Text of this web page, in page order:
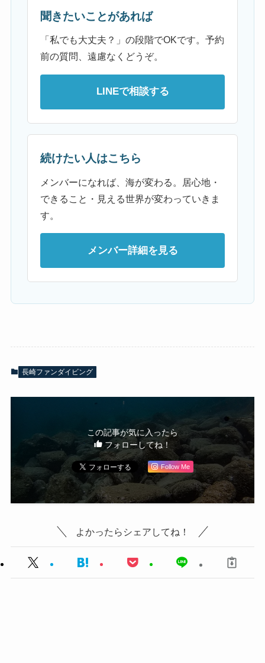
聞きたいことがあれば
「私でも大丈夫？」の段階でOKです。予約
前の質問、遠慮なくどうぞ。
LINEで相談する
続けたい人はこちら
メンバーになれば、海が変わる。居心地・
できること・見える世界が変わっていきま
す。
メンバー詳細を見る
長崎ファンダイビング
この記事が気に入ったら
フォローしてね！
Follow Me
よかったらシェアしてね！